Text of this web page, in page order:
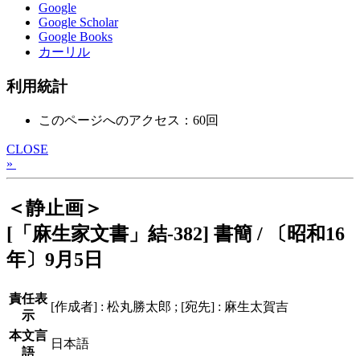
Google
Google Scholar
Google Books
カーリル
利用統計
このページへのアクセス：60回
CLOSE
»
＜静止画＞
[「麻生家文書」結-382] 書簡 / 〔昭和16
年〕9月5日
責任表
示
[作成者] : 松丸勝太郎 ; [宛先] : 麻生太賀吉
本文言
語
日本語